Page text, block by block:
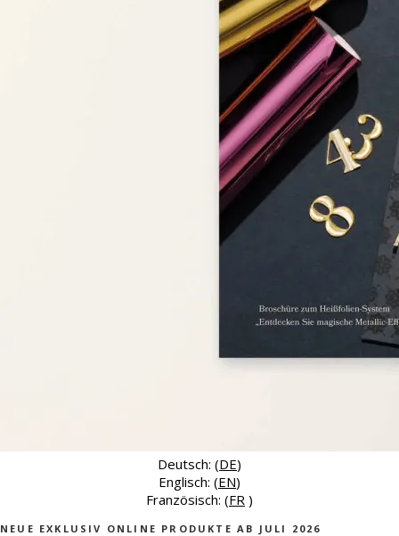
Deutsch: (DE)
Englisch: (EN)
Französisch: (FR )
NEUE EXKLUSIV ONLINE PRODUKTE AB JULI 2026